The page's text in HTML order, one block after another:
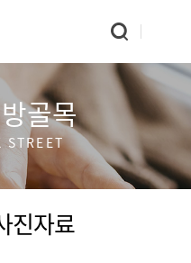
골목
STREET
진자료